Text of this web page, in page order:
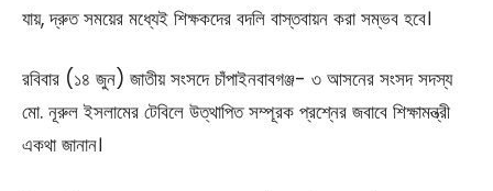
যায়, দ্রুত সময়ের মধ্যেই শিক্ষকদের বদলি বাস্তবায়ন করা সম্ভব হবে।
রবিবার (১৪ জুন) জাতীয় সংসদে চাঁপাইনবাবগঞ্জ- ৩ আসনের সংসদ সদস্য
মো. নূরুল ইসলামের টেবিলে উত্থাপিত সম্পূরক প্রশ্নের জবাবে শিক্ষামন্ত্রী
একথা জানান।